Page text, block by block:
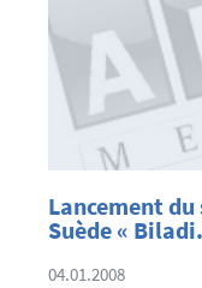
Lancement
Suède «
04.01.2008